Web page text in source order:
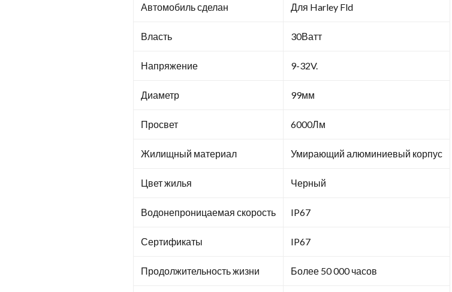
Автомобиль сделан Для Harley Fld
Власть 30Ватт
Напряжение 9-32V.
Диаметр 99мм
Просвет 6000Лм
Жилищный материал Умирающий алюминиевый корпус
Цвет жилья Черный
Водонепроницаемая скорость IP67
Сертификаты IP67
Продолжительность жизни Более 50 000 часов